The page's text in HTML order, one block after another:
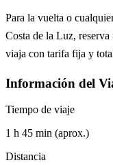
Para la vuelta o
Costa de la Luz,
viaja con tarifa fija y
Información del
Tiempo de viaje
1 h 45 min (aprox.)
Distancia